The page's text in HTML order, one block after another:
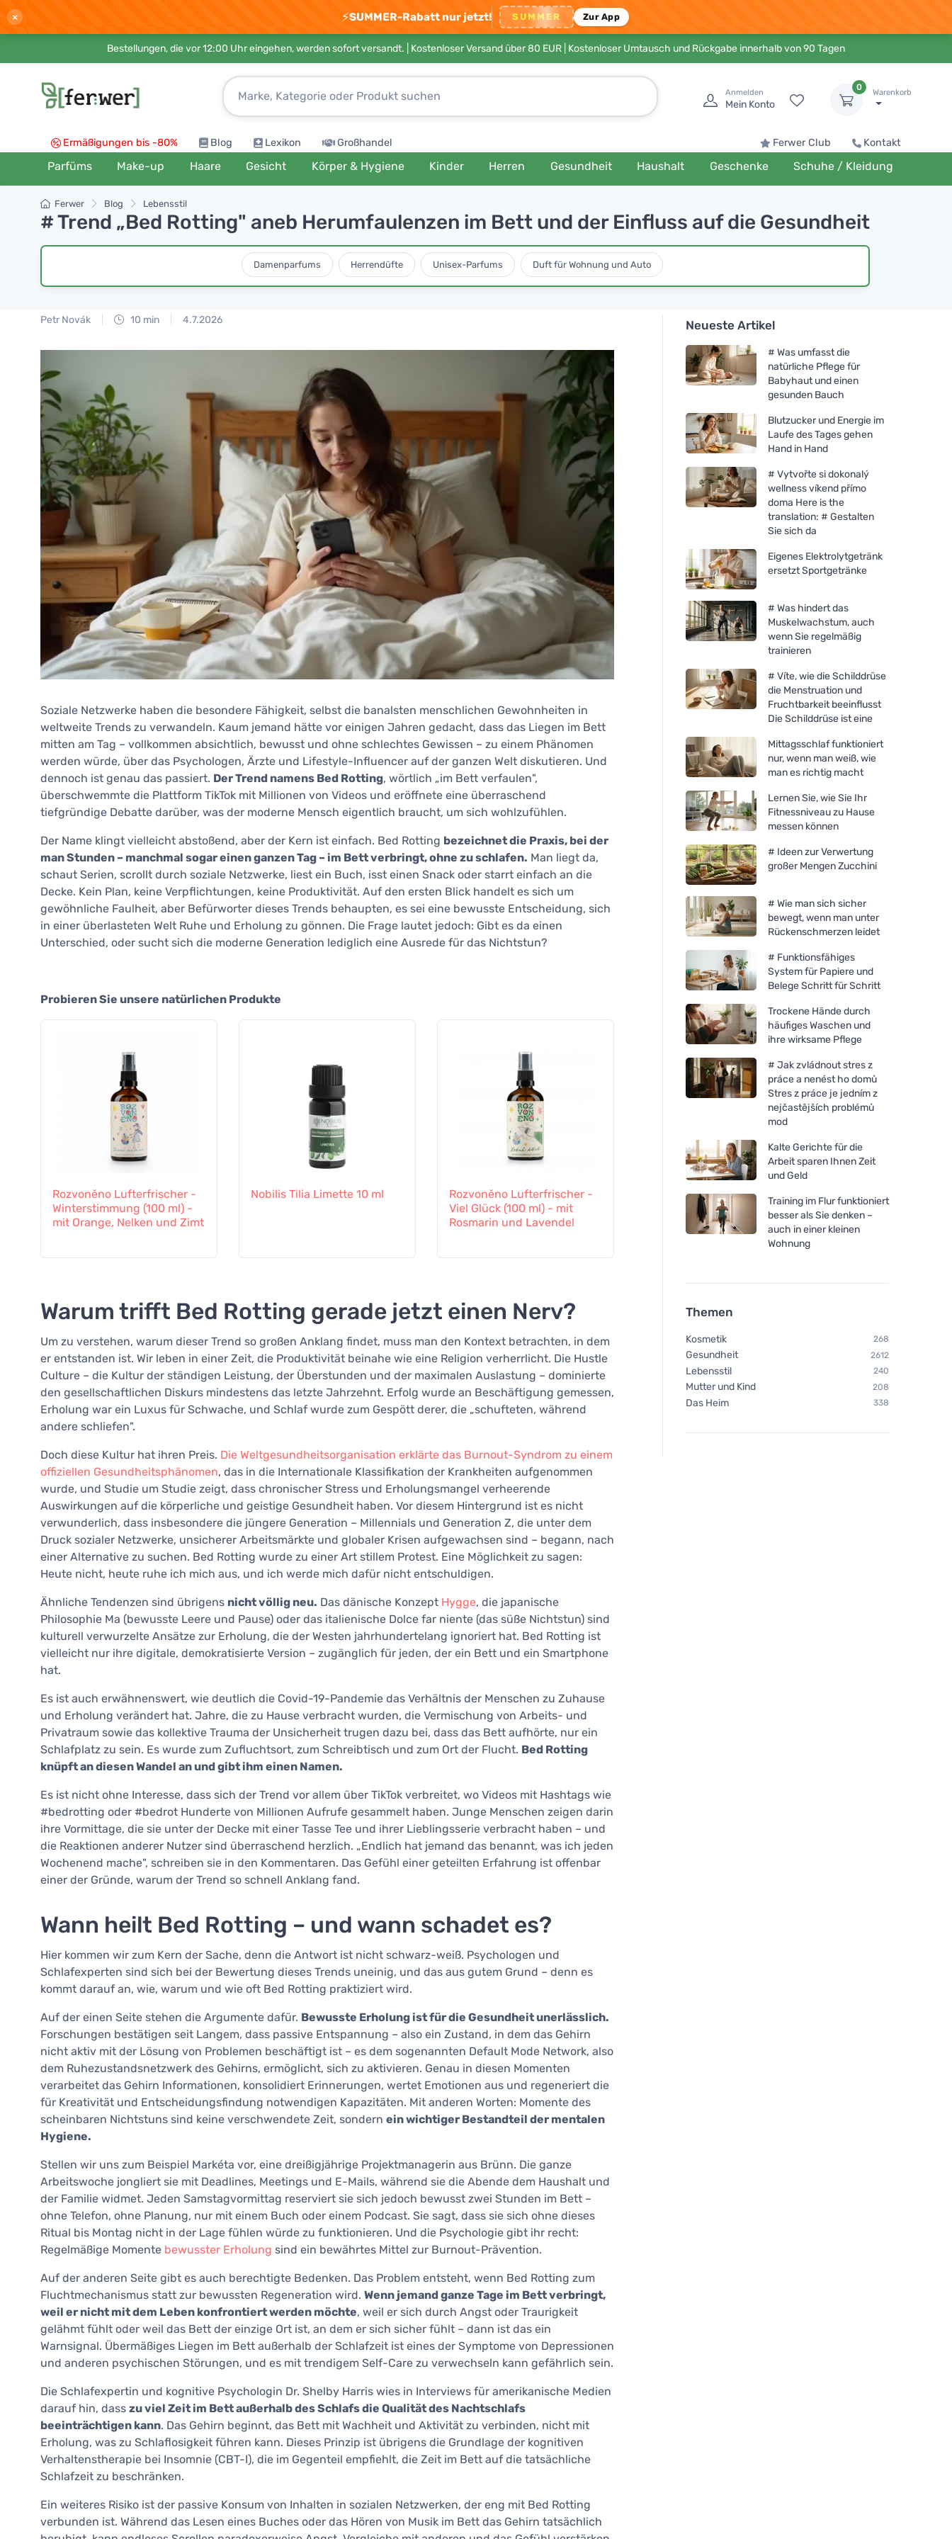
× ⚡SUMMER-Rabatt nur jetzt! SUMMER Zur App
Bestellungen, die vor 12:00 Uhr eingehen, werden sofort versandt. | Kostenloser Versand über 80 EUR | Kostenloser Umtausch und Rückgabe innerhalb von 90 Tagen
Anmelden
Mein Konto
0
Warenkorb
Ermäßigungen bis -80% Blog Lexikon Großhandel Ferwer Club Kontakt
Parfüms Make-up Haare Gesicht Körper & Hygiene Kinder Herren Gesundheit Haushalt Geschenke Schuhe / Kleidung
Ferwer Blog Lebensstil
# Trend „Bed Rotting" aneb Herumfaulenzen im Bett und der Einfluss auf die Gesundheit
Damenparfums Herrendüfte Unisex-Parfums Duft für Wohnung und Auto
Petr Novák 10 min 4.7.2026
Soziale Netzwerke haben die besondere Fähigkeit, selbst die banalsten menschlichen Gewohnheiten in
weltweite Trends zu verwandeln. Kaum jemand hätte vor einigen Jahren gedacht, dass das Liegen im Bett
mitten am Tag – vollkommen absichtlich, bewusst und ohne schlechtes Gewissen – zu einem Phänomen
werden würde, über das Psychologen, Ärzte und Lifestyle-Influencer auf der ganzen Welt diskutieren. Und
dennoch ist genau das passiert. Der Trend namens Bed Rotting, wörtlich „im Bett verfaulen",
überschwemmte die Plattform TikTok mit Millionen von Videos und eröffnete eine überraschend
tiefgründige Debatte darüber, was der moderne Mensch eigentlich braucht, um sich wohlzufühlen.
Der Name klingt vielleicht abstoßend, aber der Kern ist einfach. Bed Rotting bezeichnet die Praxis, bei der
man Stunden – manchmal sogar einen ganzen Tag – im Bett verbringt, ohne zu schlafen. Man liegt da,
schaut Serien, scrollt durch soziale Netzwerke, liest ein Buch, isst einen Snack oder starrt einfach an die
Decke. Kein Plan, keine Verpflichtungen, keine Produktivität. Auf den ersten Blick handelt es sich um
gewöhnliche Faulheit, aber Befürworter dieses Trends behaupten, es sei eine bewusste Entscheidung, sich
in einer überlasteten Welt Ruhe und Erholung zu gönnen. Die Frage lautet jedoch: Gibt es da einen
Unterschied, oder sucht sich die moderne Generation lediglich eine Ausrede für das Nichtstun?
Probieren Sie unsere natürlichen Produkte
Rozvoněno Lufterfrischer -
Winterstimmung (100 ml) -
mit Orange, Nelken und Zimt
Nobilis Tilia Limette 10 ml
Rozvoněno Lufterfrischer -
Viel Glück (100 ml) - mit
Rosmarin und Lavendel
Mulieres Kerze im Glas -
unparfümiert (180 ml) - bis
zu 35 Stunden Brenndauer
Warum trifft Bed Rotting gerade jetzt einen Nerv?
Um zu verstehen, warum dieser Trend so großen Anklang findet, muss man den Kontext betrachten, in dem
er entstanden ist. Wir leben in einer Zeit, die Produktivität beinahe wie eine Religion verherrlicht. Die Hustle
Culture – die Kultur der ständigen Leistung, der Überstunden und der maximalen Auslastung – dominierte
den gesellschaftlichen Diskurs mindestens das letzte Jahrzehnt. Erfolg wurde an Beschäftigung gemessen,
Erholung war ein Luxus für Schwache, und Schlaf wurde zum Gespött derer, die „schufteten, während
andere schliefen".
Doch diese Kultur hat ihren Preis. Die Weltgesundheitsorganisation erklärte das Burnout-Syndrom zu einem
offiziellen Gesundheitsphänomen, das in die Internationale Klassifikation der Krankheiten aufgenommen
wurde, und Studie um Studie zeigt, dass chronischer Stress und Erholungsmangel verheerende
Auswirkungen auf die körperliche und geistige Gesundheit haben. Vor diesem Hintergrund ist es nicht
verwunderlich, dass insbesondere die jüngere Generation – Millennials und Generation Z, die unter dem
Druck sozialer Netzwerke, unsicherer Arbeitsmärkte und globaler Krisen aufgewachsen sind – begann, nach
einer Alternative zu suchen. Bed Rotting wurde zu einer Art stillem Protest. Eine Möglichkeit zu sagen:
Heute nicht, heute ruhe ich mich aus, und ich werde mich dafür nicht entschuldigen.
Ähnliche Tendenzen sind übrigens nicht völlig neu. Das dänische Konzept Hygge, die japanische
Philosophie Ma (bewusste Leere und Pause) oder das italienische Dolce far niente (das süße Nichtstun) sind
kulturell verwurzelte Ansätze zur Erholung, die der Westen jahrhundertelang ignoriert hat. Bed Rotting ist
vielleicht nur ihre digitale, demokratisierte Version – zugänglich für jeden, der ein Bett und ein Smartphone
hat.
Es ist auch erwähnenswert, wie deutlich die Covid-19-Pandemie das Verhältnis der Menschen zu Zuhause
und Erholung verändert hat. Jahre, die zu Hause verbracht wurden, die Vermischung von Arbeits- und
Privatraum sowie das kollektive Trauma der Unsicherheit trugen dazu bei, dass das Bett aufhörte, nur ein
Schlafplatz zu sein. Es wurde zum Zufluchtsort, zum Schreibtisch und zum Ort der Flucht. Bed Rotting
knüpft an diesen Wandel an und gibt ihm einen Namen.
Es ist nicht ohne Interesse, dass sich der Trend vor allem über TikTok verbreitet, wo Videos mit Hashtags wie
#bedrotting oder #bedrot Hunderte von Millionen Aufrufe gesammelt haben. Junge Menschen zeigen darin
ihre Vormittage, die sie unter der Decke mit einer Tasse Tee und ihrer Lieblingsserie verbracht haben – und
die Reaktionen anderer Nutzer sind überraschend herzlich. „Endlich hat jemand das benannt, was ich jeden
Wochenend mache", schreiben sie in den Kommentaren. Das Gefühl einer geteilten Erfahrung ist offenbar
einer der Gründe, warum der Trend so schnell Anklang fand.
Wann heilt Bed Rotting – und wann schadet es?
Hier kommen wir zum Kern der Sache, denn die Antwort ist nicht schwarz-weiß. Psychologen und
Schlafexperten sind sich bei der Bewertung dieses Trends uneinig, und das aus gutem Grund – denn es
kommt darauf an, wie, warum und wie oft Bed Rotting praktiziert wird.
Auf der einen Seite stehen die Argumente dafür. Bewusste Erholung ist für die Gesundheit unerlässlich.
Forschungen bestätigen seit Langem, dass passive Entspannung – also ein Zustand, in dem das Gehirn
nicht aktiv mit der Lösung von Problemen beschäftigt ist – es dem sogenannten Default Mode Network, also
dem Ruhezustandsnetzwerk des Gehirns, ermöglicht, sich zu aktivieren. Genau in diesen Momenten
verarbeitet das Gehirn Informationen, konsolidiert Erinnerungen, wertet Emotionen aus und regeneriert die
für Kreativität und Entscheidungsfindung notwendigen Kapazitäten. Mit anderen Worten: Momente des
scheinbaren Nichtstuns sind keine verschwendete Zeit, sondern ein wichtiger Bestandteil der mentalen
Hygiene.
Stellen wir uns zum Beispiel Markéta vor, eine dreißigjährige Projektmanagerin aus Brünn. Die ganze
Arbeitswoche jongliert sie mit Deadlines, Meetings und E-Mails, während sie die Abende dem Haushalt und
der Familie widmet. Jeden Samstagvormittag reserviert sie sich jedoch bewusst zwei Stunden im Bett –
ohne Telefon, ohne Planung, nur mit einem Buch oder einem Podcast. Sie sagt, dass sie sich ohne dieses
Ritual bis Montag nicht in der Lage fühlen würde zu funktionieren. Und die Psychologie gibt ihr recht:
Regelmäßige Momente bewusster Erholung sind ein bewährtes Mittel zur Burnout-Prävention.
Auf der anderen Seite gibt es auch berechtigte Bedenken. Das Problem entsteht, wenn Bed Rotting zum
Fluchtmechanismus statt zur bewussten Regeneration wird. Wenn jemand ganze Tage im Bett verbringt,
weil er nicht mit dem Leben konfrontiert werden möchte, weil er sich durch Angst oder Traurigkeit
gelähmt fühlt oder weil das Bett der einzige Ort ist, an dem er sich sicher fühlt – dann ist das ein
Warnsignal. Übermäßiges Liegen im Bett außerhalb der Schlafzeit ist eines der Symptome von Depressionen
und anderen psychischen Störungen, und es mit trendigem Self-Care zu verwechseln kann gefährlich sein.
Die Schlafexpertin und kognitive Psychologin Dr. Shelby Harris wies in Interviews für amerikanische Medien
darauf hin, dass zu viel Zeit im Bett außerhalb des Schlafs die Qualität des Nachtschlafs
beeinträchtigen kann. Das Gehirn beginnt, das Bett mit Wachheit und Aktivität zu verbinden, nicht mit
Erholung, was zu Schlaflosigkeit führen kann. Dieses Prinzip ist übrigens die Grundlage der kognitiven
Verhaltenstherapie bei Insomnie (CBT-I), die im Gegenteil empfiehlt, die Zeit im Bett auf die tatsächliche
Schlafzeit zu beschränken.
Ein weiteres Risiko ist der passive Konsum von Inhalten in sozialen Netzwerken, der eng mit Bed Rotting
verbunden ist. Während das Lesen eines Buches oder das Hören von Musik im Bett das Gehirn tatsächlich
Neueste Artikel
# Was umfasst die
natürliche Pflege für
Babyhaut und einen
gesunden Bauch
Blutzucker und Energie im
Laufe des Tages gehen
Hand in Hand
# Vytvořte si dokonalý
wellness víkend přímo
doma Here is the
translation: # Gestalten
Sie sich da
Eigenes Elektrolytgetränk
ersetzt Sportgetränke
# Was hindert das
Muskelwachstum, auch
wenn Sie regelmäßig
trainieren
# Víte, wie die Schilddrüse
die Menstruation und
Fruchtbarkeit beeinflusst
Die Schilddrüse ist eine
Mittagsschlaf funktioniert
nur, wenn man weiß, wie
man es richtig macht
Lernen Sie, wie Sie Ihr
Fitnessniveau zu Hause
messen können
# Ideen zur Verwertung
großer Mengen Zucchini
# Wie man sich sicher
bewegt, wenn man unter
Rückenschmerzen leidet
# Funktionsfähiges
System für Papiere und
Belege Schritt für Schritt
Trockene Hände durch
häufiges Waschen und
ihre wirksame Pflege
# Jak zvládnout stres z
práce a nenést ho domů
Stres z práce je jedním z
nejčastějších problémů
mod
Kalte Gerichte für die
Arbeit sparen Ihnen Zeit
und Geld
Training im Flur funktioniert
besser als Sie denken –
auch in einer kleinen
Wohnung
Themen
Kosmetik 268
Gesundheit 2612
Lebensstil 240
Mutter und Kind 208
Das Heim 338